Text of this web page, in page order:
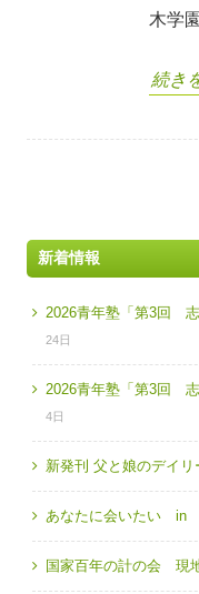
木学
続き
新着情報
2026青年塾「第3回
24日
2026青年塾「第3回
4日
新発刊 父と娘のデイリ
あなたに会いたい in
国家百年の計の会 現